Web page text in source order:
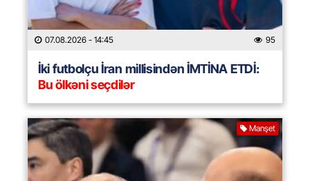
07.08.2026 - 14:45 95
İki futbolçu İran millisindən İMTİNA ETDİ:
Bu ölkəni seçdilər
Manşet